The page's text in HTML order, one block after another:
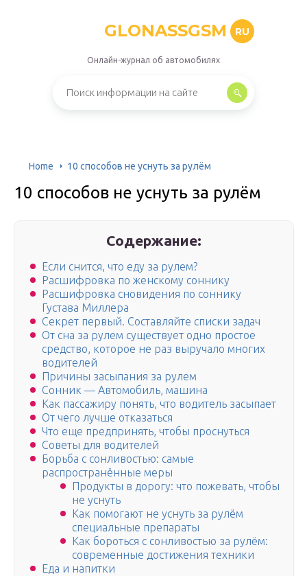
GLONASSGSM RU
Онлайн-журнал об автомобилях
Home 10 способов не уснуть за рулём
10 способов не уснуть за рулём
Содержание:
Если снится, что еду за рулем?
Расшифровка по женскому соннику
Расшифровка сновидения по соннику
Густава Миллера
Секрет первый. Составляйте списки задач
От сна за рулем существует одно простое
средство, которое не раз выручало многих
водителей
Причины засыпания за рулем
Сонник — Автомобиль, машина
Как пассажиру понять, что водитель засыпает
От чего лучше отказаться
Что еще предпринять, чтобы проснуться
Советы для водителей
Борьба с сонливостью: самые
распространённые меры
Продукты в дорогу: что пожевать, чтобы
не уснуть
Как помогают не уснуть за рулём
специальные препараты
Как бороться с сонливостью за рулём:
современные достижения техники
Еда и напитки